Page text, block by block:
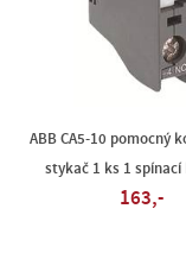
ABB CA5-10 pomocný
stykač 1 ks 1
163,-